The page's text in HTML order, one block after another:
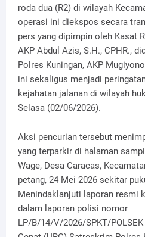
roda dua (R2) di wilayah
operasi ini diekspos secara
pers yang dipimpin oleh Kasat
AKP Abdul Azis, S.H., CPHR.,
Polres Kuningan, AKP
ini sekaligus menjadi
kejahatan jalanan di wilayah
Selasa (02/06/2026).
Aksi pencurian tersebut
yang terparkir di halaman
Wage, Desa Caracas,
petang, 24 Mei 2026 sekitar
Menindaklanjuti laporan resmi
dalam laporan polisi nomor
LP/B/14/V/2026/SPKT/